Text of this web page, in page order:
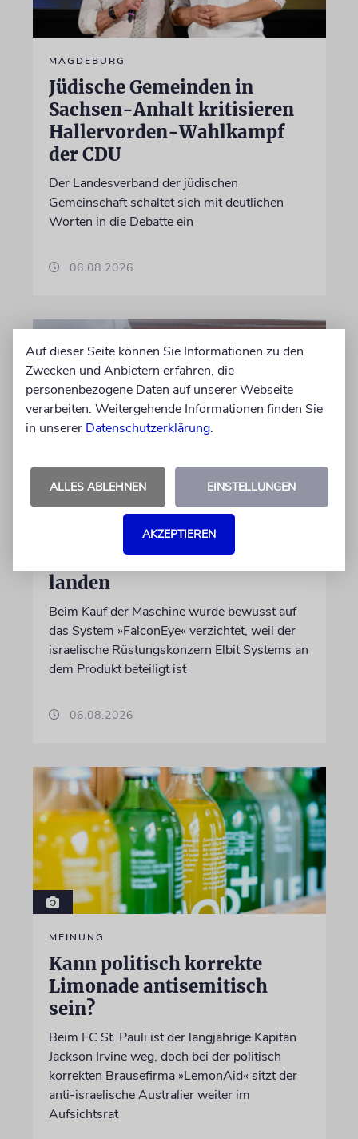
MAGDEBURG
Jüdische Gemeinden in
Sachsen-Anhalt kritisieren
Hallervorden-Wahlkampf
der CDU
Der Landesverband der jüdischen
Gemeinschaft schaltet sich mit deutlichen
Worten in die Debatte ein
06.08.2026
DUBLIN
Wegen Israel-Boykott:
Irisches Regierungsflugzeug
kann nicht mehr im Nebel
landen
Beim Kauf der Maschine wurde bewusst auf
das System »FalconEye« verzichtet, weil der
israelische Rüstungskonzern Elbit Systems an
dem Produkt beteiligt ist
06.08.2026
MEINUNG
Kann politisch korrekte
Limonade antisemitisch
sein?
Beim FC St. Pauli ist der langjährige Kapitän
Jackson Irvine weg, doch bei der politisch
korrekten Brausefirma »LemonAid« sitzt der
anti-israelische Australier weiter im
Aufsichtsrat
Auf dieser Seite können Sie Informationen zu den
Zwecken und Anbietern erfahren, die
personenbezogene Daten auf unserer Webseite
verarbeiten. Weitergehende Informationen finden Sie
in unserer Datenschutzerklärung.
ALLES ABLEHNEN EINSTELLUNGEN
AKZEPTIEREN